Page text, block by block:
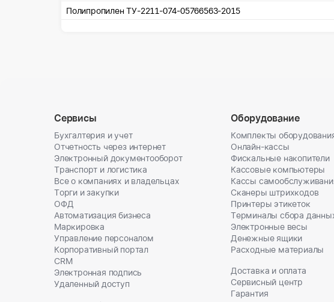
Полипропилен ТУ-2211-074-05766563-2015
Сервисы
Бухгалтерия и учет
Отчетность через интернет
Электронный документооборот
Транспорт и логистика
Все о компаниях и владельцах
Торги и закупки
ОФД
Автоматизация бизнеса
Маркировка
Управление персоналом
Корпоративный портал
CRM
Электронная подпись
Удаленный доступ
Оборудование
Комплекты
Онлайн-кассы
Фискальные накопители
Кассовые компьютеры
Кассы
Сканеры штрихкодов
Принтеры этикеток
Терминалы сбора
Электронные весы
Денежные ящики
Расходные материалы
Доставка и оплата
Сервисный центр
Гарантия